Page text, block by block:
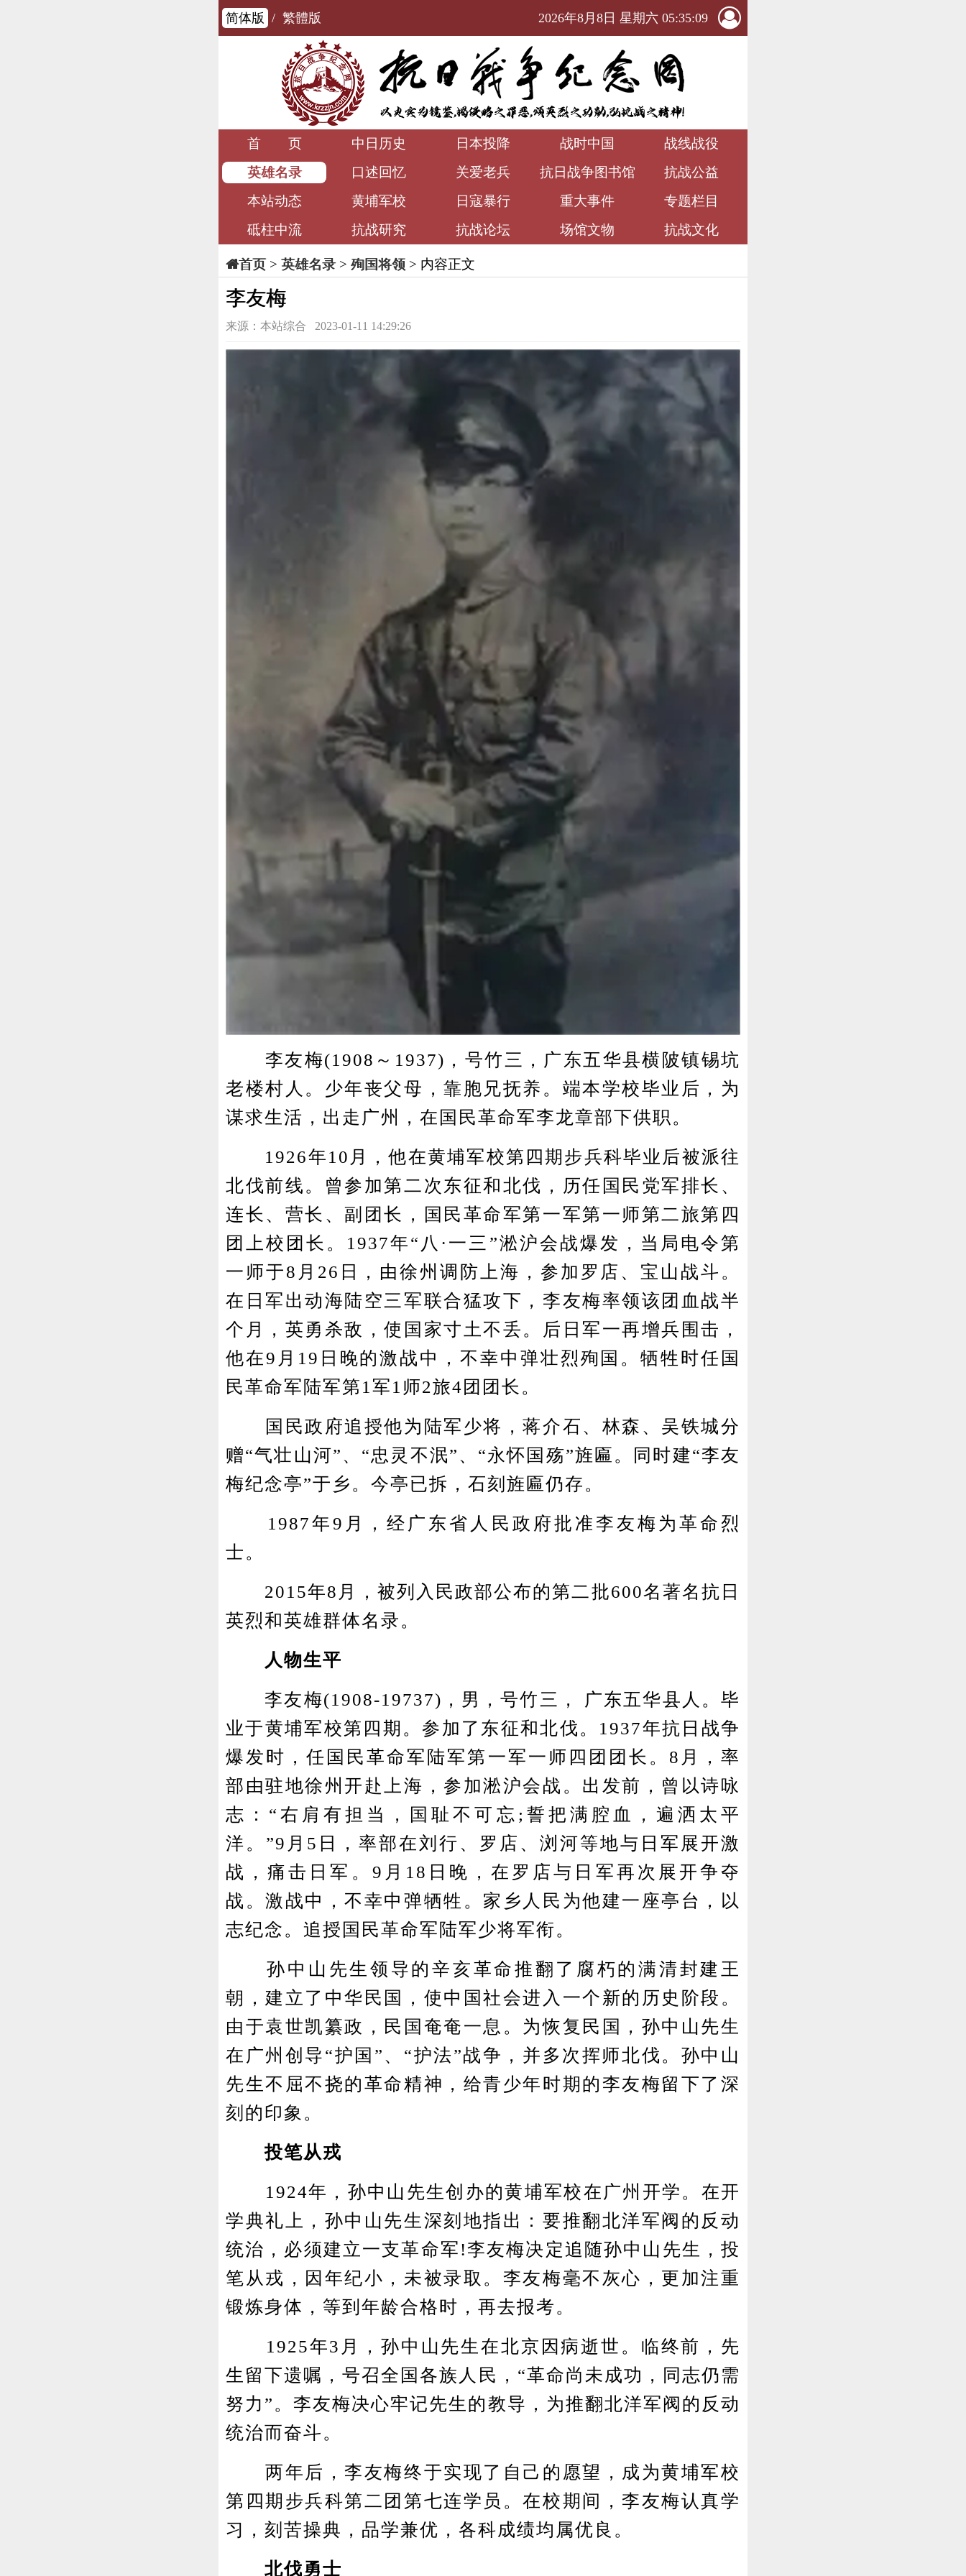
简体版 / 繁體版 2026年8月8日 星期六 05:35:11
首 页 中日历史 日本投降 战时中国
战线战役
英雄名录
口述回忆 关爱老兵 抗日战争图书馆
抗战公益
本站动态
黄埔军校 日寇暴行 重大事件
专题栏目
砥柱中流
抗战研究 抗战论坛 场馆文物 抗战文化
首页> 英雄名录> 殉国将领 > 内容正文
李友梅
来源：本站综合 2023-01-11 14:29:26
李友梅(1908～1937)，号竹三，广东五华县横陂镇锡坑
老楼村人。少年丧父母，靠胞兄抚养。端本学校毕业后，为
谋求生活，出走广州，在国民革命军李龙章部下供职。
1926年10月，他在黄埔军校第四期步兵科毕业后被派往
北伐前线。曾参加第二次东征和北伐，历任国民党军排长、
连长、营长、副团长，国民革命军第一军第一师第二旅第四
团上校团长。1937年“八·一三”淞沪会战爆发，当局电令第
一师于8月26日，由徐州调防上海，参加罗店、宝山战斗。
在日军出动海陆空三军联合猛攻下，李友梅率领该团血战半
个月，英勇杀敌，使国家寸土不丢。后日军一再增兵围击，
他在9月19日晚的激战中，不幸中弹壮烈殉国。牺牲时任国
民革命军陆军第1军1师2旅4团团长。
国民政府追授他为陆军少将，蒋介石、林森、吴铁城分
赠“气壮山河”、“忠灵不泯”、“永怀国殇”旌匾。同时建“李友
梅纪念亭”于乡。今亭已拆，石刻旌匾仍存。
1987年9月，经广东省人民政府批准李友梅为革命烈
士。
2015年8月，被列入民政部公布的第二批600名著名抗日
英烈和英雄群体名录。
人物生平
李友梅(1908-19737)，男，号竹三， 广东五华县人。毕
业于黄埔军校第四期。参加了东征和北伐。1937年抗日战争
爆发时，任国民革命军陆军第一军一师四团团长。8月，率
部由驻地徐州开赴上海，参加淞沪会战。出发前，曾以诗咏
志：“右肩有担当，国耻不可忘;誓把满腔血，遍洒太平
洋。”9月5日，率部在刘行、罗店、浏河等地与日军展开激
战，痛击日军。9月18日晚，在罗店与日军再次展开争夺
战。激战中，不幸中弹牺牲。家乡人民为他建一座亭台，以
志纪念。追授国民革命军陆军少将军衔。
孙中山先生领导的辛亥革命推翻了腐朽的满清封建王
朝，建立了中华民国，使中国社会进入一个新的历史阶段。
由于袁世凯纂政，民国奄奄一息。为恢复民国，孙中山先生
在广州创导“护国”、“护法”战争，并多次挥师北伐。孙中山
先生不屈不挠的革命精神，给青少年时期的李友梅留下了深
刻的印象。
投笔从戎
1924年，孙中山先生创办的黄埔军校在广州开学。在开
学典礼上，孙中山先生深刻地指出：要推翻北洋军阀的反动
统治，必须建立一支革命军!李友梅决定追随孙中山先生，投
笔从戎，因年纪小，未被录取。李友梅毫不灰心，更加注重
锻炼身体，等到年龄合格时，再去报考。
1925年3月，孙中山先生在北京因病逝世。临终前，先
生留下遗嘱，号召全国各族人民，“革命尚未成功，同志仍需
努力”。李友梅决心牢记先生的教导，为推翻北洋军阀的反动
统治而奋斗。
两年后，李友梅终于实现了自己的愿望，成为黄埔军校
第四期步兵科第二团第七连学员。在校期间，李友梅认真学
习，刻苦操典，品学兼优，各科成绩均属优良。
北伐勇士